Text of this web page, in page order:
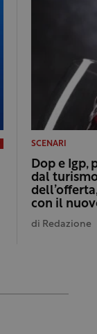
SCENARI
Dop e Igp,
dal
con il
di Redazione